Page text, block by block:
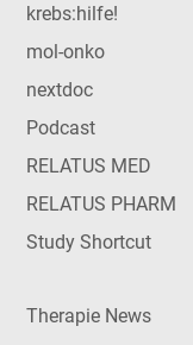
krebs:hilfe!
mol-onko
nextdoc
Podcast
RELATUS MED
RELATUS PHARM
Study Shortcut
Therapie News